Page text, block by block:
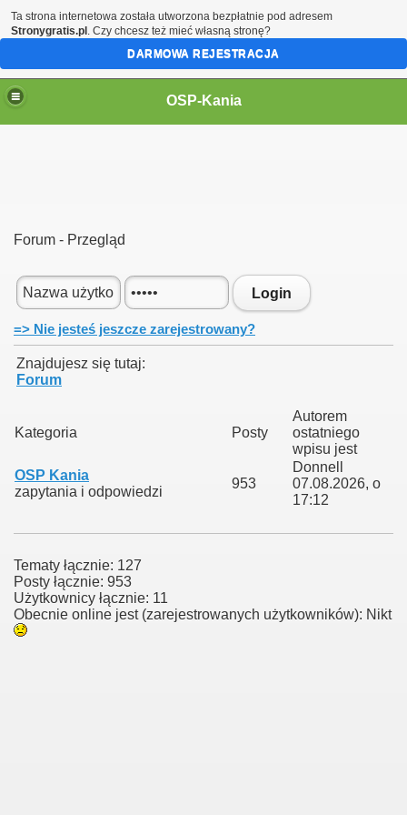
OSP-Kania
Forum - Przegląd
Login
=> Nie jesteś jeszcze zarejestrowany?
Znajdujesz się tutaj:
Forum
Kategoria Posty
Autorem
ostatniego
wpisu jest
OSP Kania
zapytania i odpowiedzi
953
Donnell
07.08.2026, o
17:12
Tematy łącznie: 127
Posty łącznie: 953
Użytkownicy łącznie: 11
Obecnie online jest (zarejestrowanych użytkowników): Nikt
Ta strona internetowa została utworzona bezpłatnie pod adresem
Stronygratis.pl . Czy chcesz też mieć własną stronę?
DARMOWA REJESTRACJA